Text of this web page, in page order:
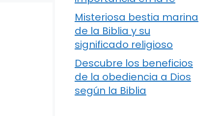
Misteriosa bestia marina
de la Biblia y su
significado religioso
Descubre los beneficios
de la obediencia a Dios
según la Biblia